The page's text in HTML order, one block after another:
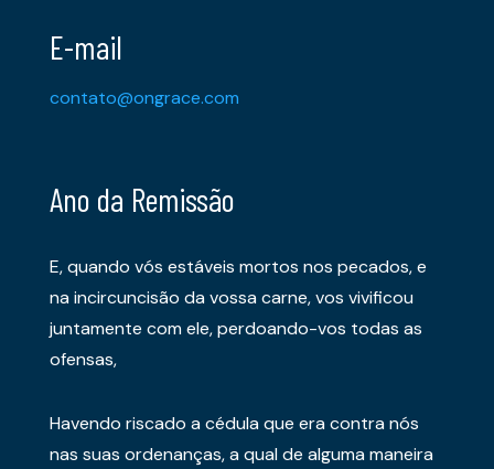
E-mail
contato@ongrace.com
Ano da Remissão
E, quando vós estáveis mortos nos pecados, e
na incircuncisão da vossa carne, vos vivificou
juntamente com ele, perdoando-vos todas as
ofensas,
Havendo riscado a cédula que era contra nós
nas suas ordenanças, a qual de alguma maneira